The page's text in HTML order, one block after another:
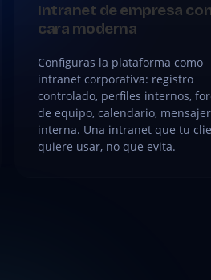
Intranet de empresa
cara moderna
Configuras la plataforma como
intranet corporativa: registro
controlado, perfiles internos,
de equipo, calendario,
interna. Una intranet que tu
quiere usar, no que evita.